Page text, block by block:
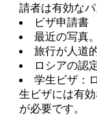
請者は有効な
ビザ申請書
最近の写真。
旅行が人道
ロシアの認
学生ビザ：
生ビザには有
が必要です。